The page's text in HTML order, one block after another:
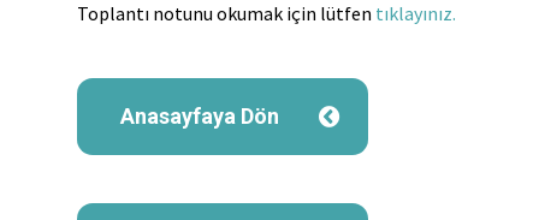
Toplantı notunu okumak için lütfen tıklayınız.
Anasayfaya Dön